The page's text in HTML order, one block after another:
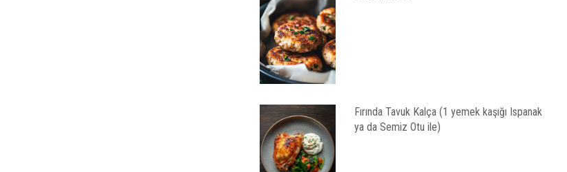
Fırında Tavuk Kalça (1 yemek kaşığı Ispanak
ya da Semiz Otu ile)